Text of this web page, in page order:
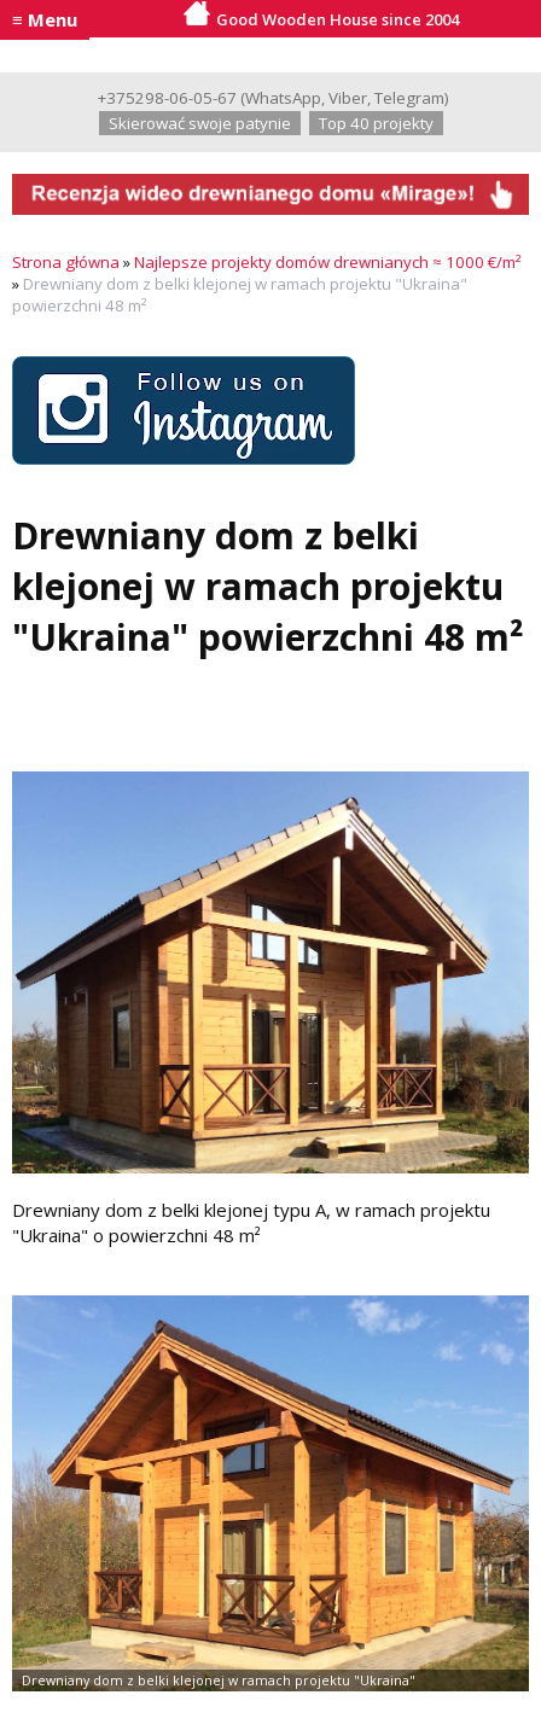
≡ Menu Good Wooden House since 2004
+375298-06-05-67 (WhatsApp,Viber,Telegram)
Skierować swoje patynie
Top 40 projekty
Strona główna »Najlepsze projekty domów drewnianych ≈ 1000 €/m²
» Drewniany dom z belki klejonej w ramach projektu "Ukraina"
powierzchni 48 m²
Drewniany dom z belki
klejonej w ramach projektu
"Ukraina" powierzchni 48 m²
Drewniany dom z belki klejonej typu A, w ramach projektu
"Ukraina" o powierzchni 48 m²